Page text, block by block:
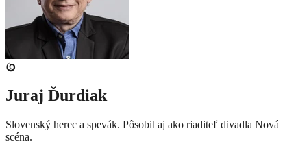
Juraj Ďurdiak
Slovenský herec a spevák. Pôsobil aj ako riaditeľ divadla Nová
scéna.